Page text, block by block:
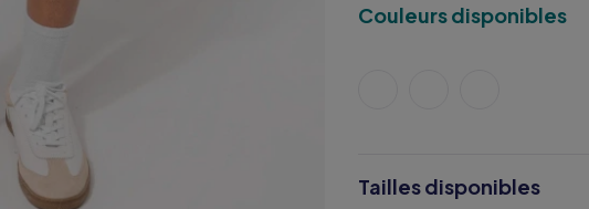
Couleurs disponibles
Tailles disponibles